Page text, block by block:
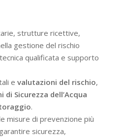
strutture ricettive,
gestione del rischio
qualificata e supporto
evalutazioni del rischio,
di Sicurezza dell’Acqua
.
misure di prevenzione più
sicurezza,